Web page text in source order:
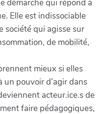
démarche qui répond à
Elle est indissociable
société qui agisse sur
de mobilité,
mieux si elles
pouvoir d’agir dans
acteur.ice.s de
faire pédagogiques,